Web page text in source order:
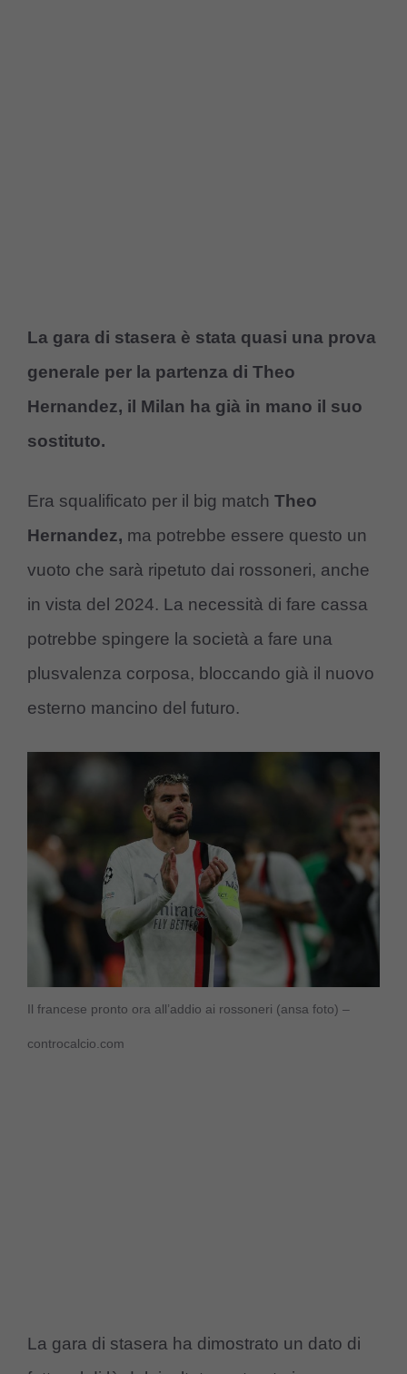
La gara di stasera è stata quasi una prova
generale per la partenza di Theo
Hernandez, il Milan ha già in mano il suo
sostituto.
Era squalificato per il big match Theo
Hernandez, ma potrebbe essere questo un
vuoto che sarà ripetuto dai rossoneri, anche
in vista del 2024. La necessità di fare cassa
potrebbe spingere la società a fare una
plusvalenza corposa, bloccando già il nuovo
esterno mancino del futuro.
Il francese pronto ora all’addio ai rossoneri (ansa foto) –
controcalcio.com
La gara di stasera ha dimostrato un dato di